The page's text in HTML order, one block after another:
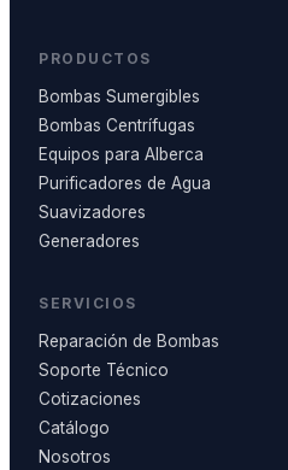
PRODUCTOS
Bombas Sumergibles
Bombas Centrífugas
Equipos para Alberca
Purificadores de Agua
Suavizadores
Generadores
SERVICIOS
Reparación de Bombas
Soporte Técnico
Cotizaciones
Catálogo
Nosotros